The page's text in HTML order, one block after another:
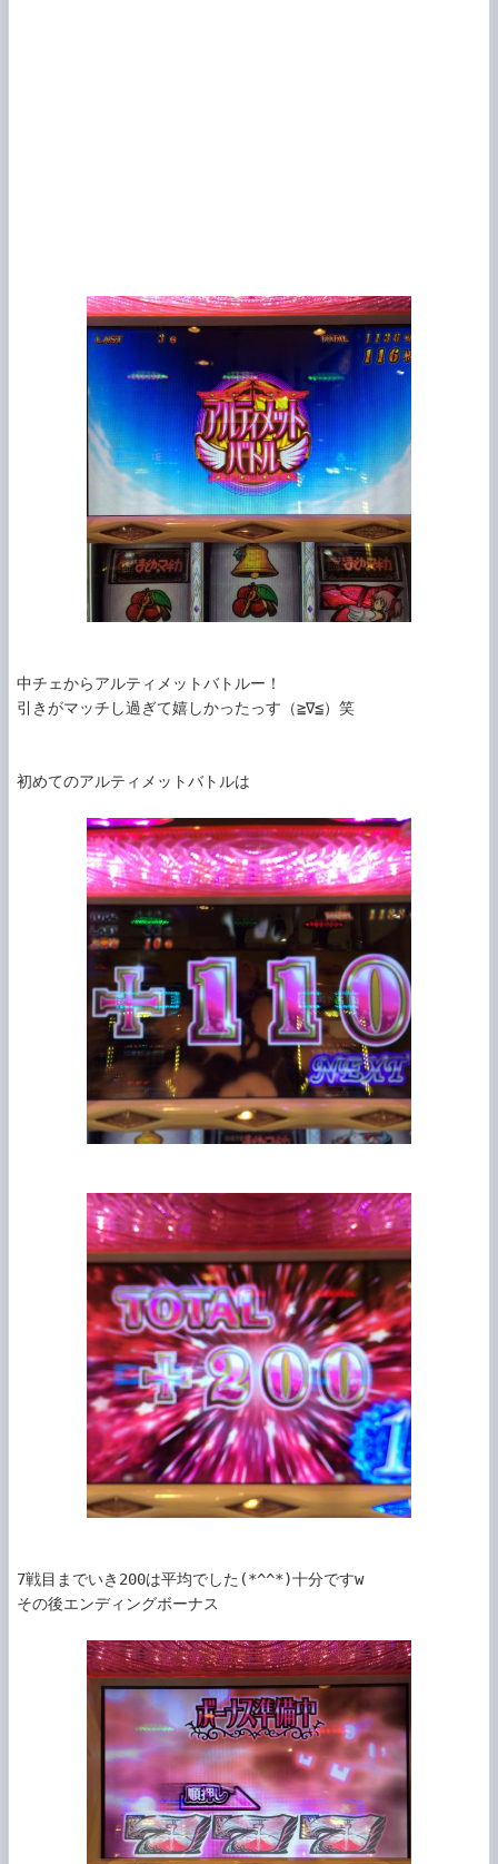
中チェからアルティメットバトルー！
引きがマッチし過ぎて嬉しかったっす（≧∇≦）笑
初めてのアルティメットバトルは
7戦目までいき200は平均でした(*^^*)十分ですw
その後エンディングボーナス